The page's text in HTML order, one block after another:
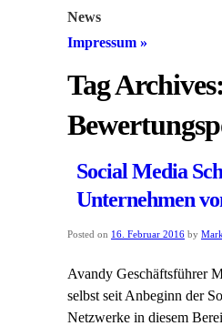
News
Impressum »
Tag Archives:
Social Media
Unternehmen
Posted on 16. Februar 2016 by
Avandy Geschäftsführer
selbst seit Anbeginn der
Netzwerke in diesem